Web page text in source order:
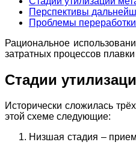
Перспективы
Проблемы
Рациональное
затратных процессов
Стадии
Исторически сложилась
этой схеме следующие:
Низшая стадия –